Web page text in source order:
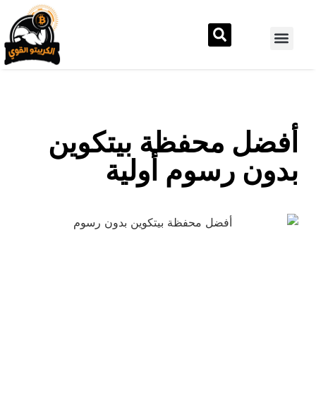
أفضل محفظة بيتكوين
بدون رسوم أولية